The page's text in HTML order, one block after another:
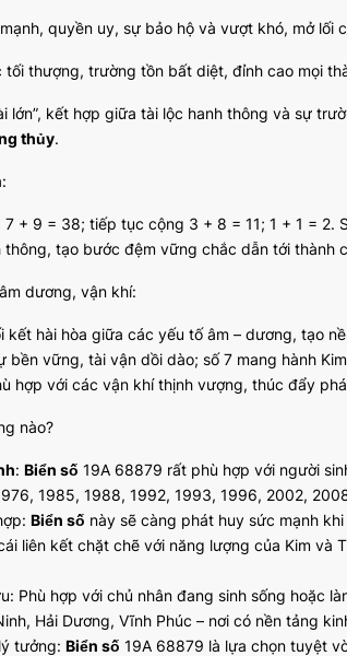
quyền uy, sự bảo hộ và vượt khó, mở lối
tối thượng, trường tồn bất diệt, đỉnh cao mọi
lớn”, kết hợp giữa tài lộc hanh thông và sự
thủy.
+ 9 = 38; tiếp tục cộng 3 + 8 = 11; 1 + 1 = 2.
thông, tạo bước đệm vững chắc dẫn tới thành
dương, vận khí:
kết hài hòa giữa các yếu tố âm – dương, tạo
bền vững, tài vận dồi dào; số 7 mang hành
hợp với các vận khí thịnh vượng, thúc đẩy
nào?
: Biển số 19A 68879 rất phù hợp với người
1985, 1988, 1992, 1993, 1996, 2002,
Biển số này sẽ càng phát huy sức mạnh
liên kết chặt chẽ với năng lượng của Kim
Phù hợp với chủ nhân đang sinh sống hoặc
Hải Dương, Vĩnh Phúc – nơi có nền tảng
tưởng: Biển số 19A 68879 là lựa chọn tuyệt